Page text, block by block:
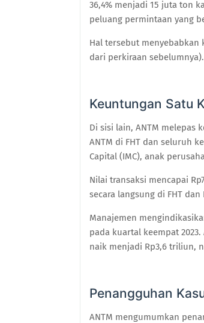
36,4% menjadi 15 juta ton
peluang permintaan yang
Hal tersebut menyebabkan
dari perkiraan sebelumnya).
Keuntungan Satu
Di sisi lain, ANTM melepas
ANTM di FHT dan seluruh
Capital (IMC), anak
Nilai transaksi mencapai
secara langsung di FHT
Manajemen
pada kuartal keempat
naik menjadi Rp3,6 triliun,
Penangguhan
ANTM mengumumkan